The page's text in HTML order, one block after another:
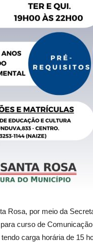
Rosa, por meio da
curso de
carga horária de 15